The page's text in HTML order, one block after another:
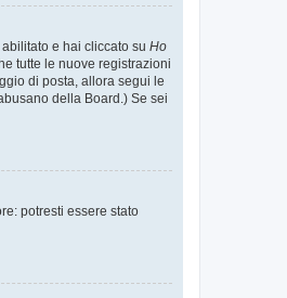
e hai cliccato su Ho
tutte le nuove registrazioni
di posta, allora segui le
della Board.) Se sei
potresti essere stato